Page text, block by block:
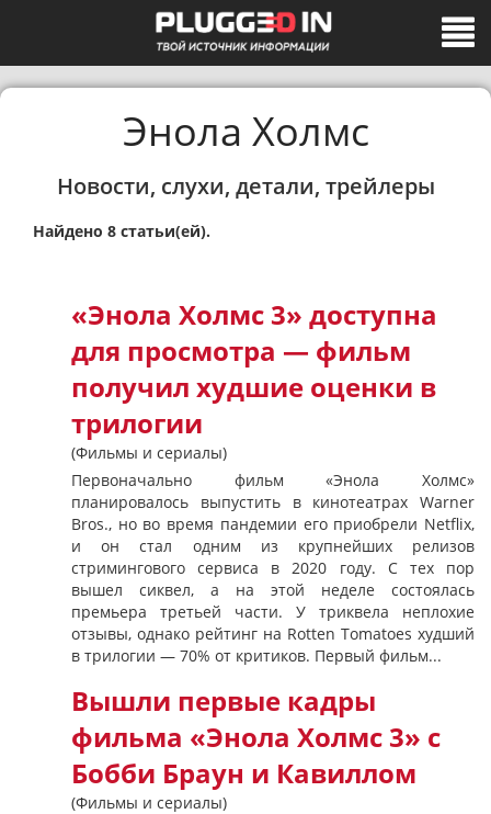
Энола Холмс
Новости, слухи, детали, трейлеры
Найдено 8 статьи(ей).
«Энола Холмс 3» доступна
для просмотра — фильм
получил худшие оценки в
трилогии
(Фильмы и сериалы)
Первоначально фильм «Энола Холмс»
планировалось выпустить в кинотеатрах Warner
Bros., но во время пандемии его приобрели Netflix,
и он стал одним из крупнейших релизов
стримингового сервиса в 2020 году. С тех пор
вышел сиквел, а на этой неделе состоялась
премьера третьей части. У триквела неплохие
отзывы, однако рейтинг на Rotten Tomatoes худший
в трилогии — 70% от критиков. Первый фильм...
Вышли первые кадры
фильма «Энола Холмс 3» с
Бобби Браун и Кавиллом
(Фильмы и сериалы)